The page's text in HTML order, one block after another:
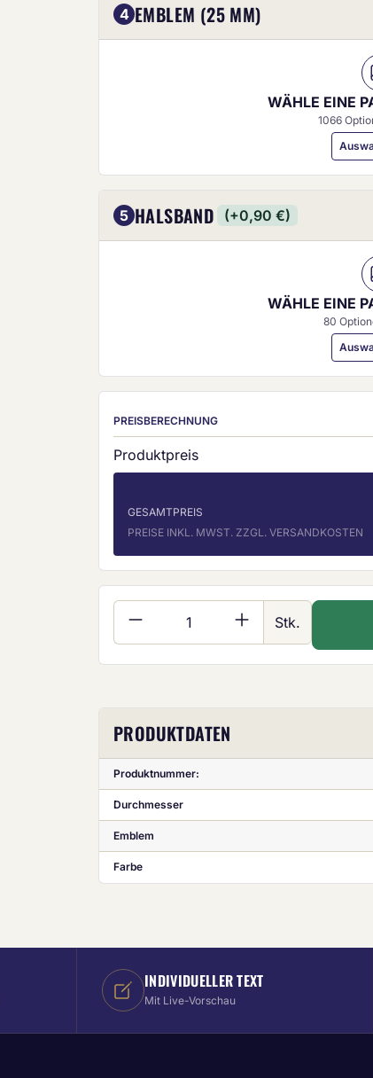
4 EMBLEM (25 MM)
WÄHLE EINE
1066
5 HALSBAND (+0,90 €)
WÄHLE EINE
80
PREISBERECHNUNG
Produktpreis
GESAMTPREIS
PREISE INKL. MWST. ZZGL. VERSANDKOSTEN
Produkt Anzahl: Gib
Stk.
PRODUKTDATEN
Produktnummer:
Durchmesser
Emblem
Farbe
INDIVIDUELLER TEXT
Mit Live-Vorschau